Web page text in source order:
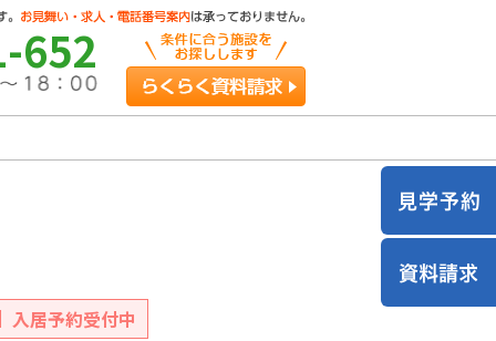
652
入居予約受付中